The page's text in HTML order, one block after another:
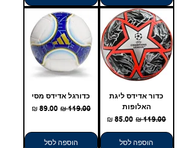
כדור אדידס ליגת
האלופות
מחיר רגיל‏119.00 ‏₪ מחיר מבצע
הוספה לסל
כדורגל אדידס מסי
מחיר רגיל‏119.00 ‏₪ מחיר מבצע‏89.00 ‏₪
הוספה לסל